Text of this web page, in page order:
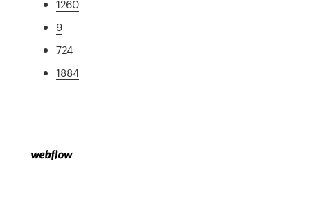
1260
9
724
1884